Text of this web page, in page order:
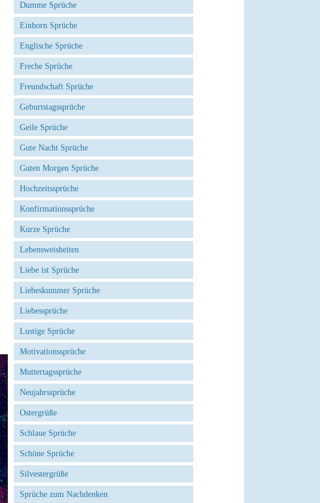
Dumme Sprüche
Einhorn Sprüche
Englische Sprüche
Freche Sprüche
Freundschaft Sprüche
Geburtstagssprüche
Geile Sprüche
Gute Nacht Sprüche
Guten Morgen Sprüche
Hochzeitssprüche
Konfirmationssprüche
Kurze Sprüche
Lebensweisheiten
Liebe ist Sprüche
Liebeskummer Sprüche
Liebessprüche
Lustige Sprüche
Motivationssprüche
Muttertagssprüche
Neujahrssprüche
Ostergrüße
Schlaue Sprüche
Schöne Sprüche
Silvestergrüße
Sprüche zum Nachdenken